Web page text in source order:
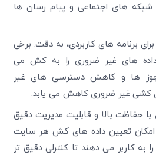
شبکه‌ های اجتماعی و پیام ‌رسان ‌ها
برنامه های کاربردی، به دقت. برخی
داده ‌های غیر ضروری را به کش می
ها و کاهش دسترسی‌ های غیر
کشی غیر ضروری کاهش می ‌یابد.
با حفاظت بالا و قابلیت مدیریت دقیق
تعیین داده ‌های کش هر سایت
به کاربر می ‌دهند تا کنترلی دقیق ‌تر